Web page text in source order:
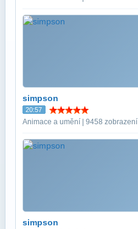
simpson
20:57
Animace a umění | 9458 zobrazení
simpson